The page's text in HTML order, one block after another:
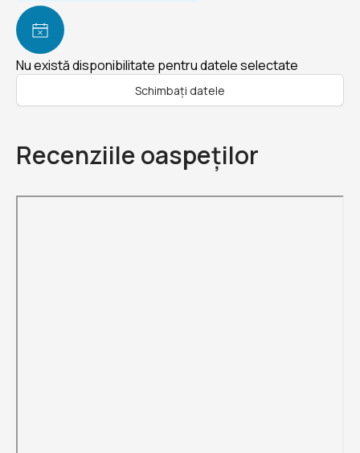
Nu există disponibilitate pentru datele selectate
Schimbați datele
Recenziile oaspeților